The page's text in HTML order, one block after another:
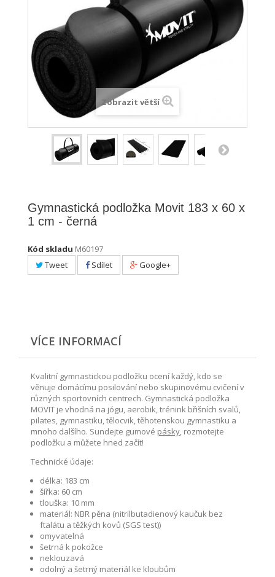
Zobrazit větší
Gymnastická podložka Movit 183 x 60 x
1 cm - černá
Kód skladu M60197
Tweet
Sdílet Google+
VÍCE INFORMACÍ
Kvalitní gymnastickou podložku ocení každý, kdo se
věnuje domácímu posilování nebo skupinovému cvičení v
různých sportovních centrech. Gymnastická podložka
MOVIT je vhodná na jógu, aerobik, trénink břišních svalů,
pilates, gymnastiku, tělocvik, těhotenskou gymnastiku a
mnoho dalšího. Sundejte gumové pásky, rozmotejte
podložku a můžete hned začít!
Technické údaje:
délka: 183 cm
šířka: 60 cm
tlouška: 10 mm
materiál: NBR pěna (nitrilbutadienový kaučuk bez
ftalátu a těžkých kovů (SGS test))
omyvatelná
šetrná k pokožce
neklouzavá
odolný a šetrný materiál ke kloubům